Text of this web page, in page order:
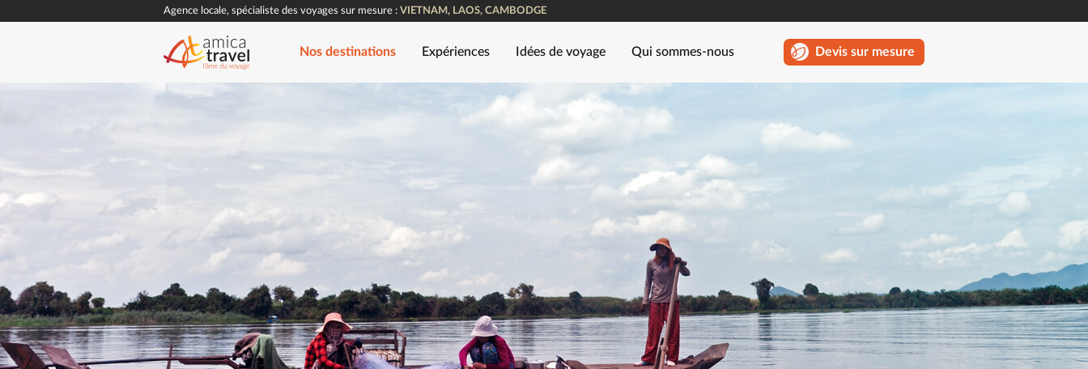
Agence locale, spécialiste des voyages sur mesure : VIETNAM, LAOS, CAMBODGE
Nos destinations Expériences Idées de voyage Qui sommes-nous Devis sur mesure